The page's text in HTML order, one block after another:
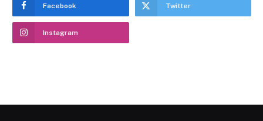
Facebook Twitter
Instagram